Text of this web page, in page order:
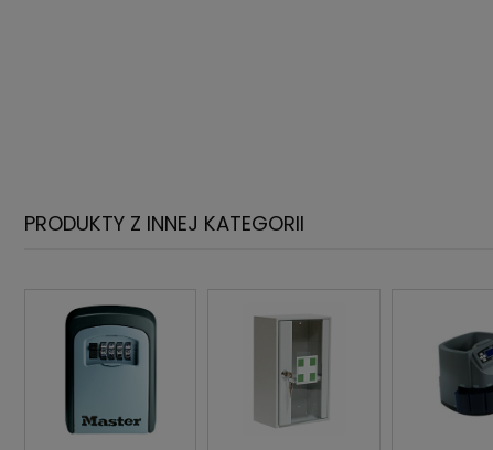
PRODUKTY Z INNEJ KATEGORII